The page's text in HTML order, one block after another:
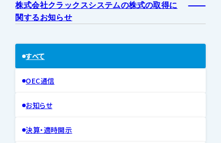
株式会社クラックスシステムの株式の取得に
関するお知らせ
すべて
OEC通信
お知らせ
決算・適時開示